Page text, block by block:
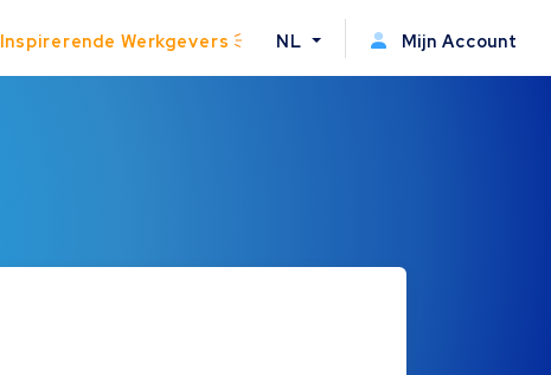
Inspirerende Werkgevers NL Mijn Account